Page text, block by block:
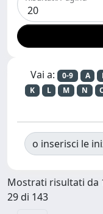
Vai a: 0-9 A
K
L M N
o inserisci le
Mostrati risultati da
29 di 143